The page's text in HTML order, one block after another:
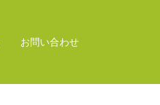
お問い合わせ